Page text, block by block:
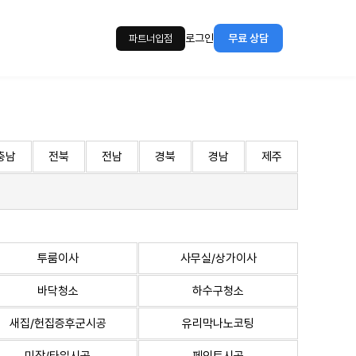
파트너입점 로그인 무료 상담
남 전북 전남 경북 경남 제주
투룸이사 사무실/상가이사
바닥청소 하수구청소
새집/헌집증후군시공 유리막나노코팅